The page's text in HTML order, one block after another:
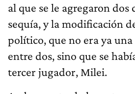
al que se le agregaron
sequía, y la modificación
político, que no era ya
entre dos, sino que se
tercer jugador, Milei.